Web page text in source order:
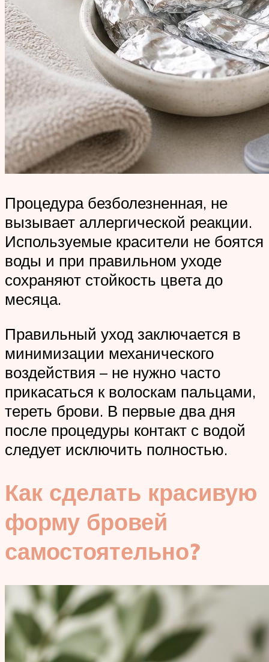
Процедура безболезненная, не
вызывает аллергической реакции.
Используемые красители не боятся
воды и при правильном уходе
сохраняют стойкость цвета до
месяца.
Правильный уход заключается в
минимизации механического
воздействия – не нужно часто
прикасаться к волоскам пальцами,
тереть брови. В первые два дня
после процедуры контакт с водой
следует исключить полностью.
Как сделать красивую
форму бровей
самостоятельно?